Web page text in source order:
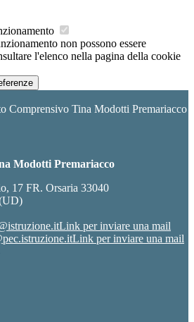
non possono essere
l'elenco nella pagina della cookie
Comprensivo Tina Modotti Premariacco
Modotti Premariacco
17 FR. Orsaria 33040
Link per inviare una mail
Link per inviare una mail